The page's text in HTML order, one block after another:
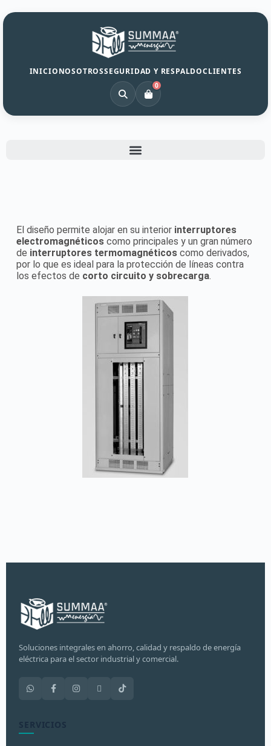
INICIONOSOTROSSEGURIDAD Y RESPALDOCLIENTES
0
El diseño permite alojar en su interior interruptores
electromagnéticoscomo principales y un gran número
de interruptores termomagnéticoscomo derivados,
por lo que es ideal para la protección de líneas contra
los efectos de corto circuito y sobrecarga.
Soluciones integrales en ahorro, calidad y respaldo de energía
eléctrica para el sector industrial y comercial.
SERVICIOS